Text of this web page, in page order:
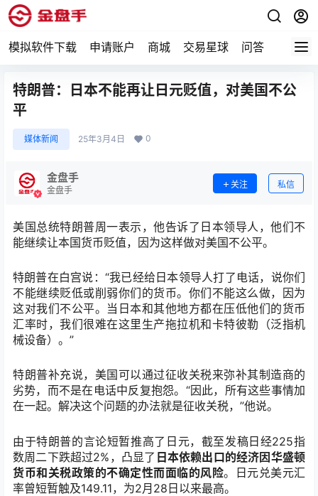
模拟软件下载 申请账户 商城 交易星球 问答 专题
特朗普：日本不能再让日元贬值，对美国不公
平
媒体新闻 25年3月4日 0
金盘手
金盘手
关注 私信
美国总统特朗普周一表示，他告诉了日本领导人，他们不
能继续让本国货币贬值，因为这样做对美国不公平。
特朗普在白宫说：“我已经给日本领导人打了电话，说你们
不能继续贬低或削弱你们的货币。你们不能这么做，因为
这对我们不公平。当日本和其他地方都在压低他们的货币
汇率时，我们很难在这里生产拖拉机和卡特彼勒（泛指机
械设备）。”
特朗普补充说，美国可以通过征收关税来弥补其制造商的
劣势，而不是在电话中反复抱怨。“因此，所有这些事情加
在一起。解决这个问题的办法就是征收关税，”他说。
由于特朗普的言论短暂推高了日元，截至发稿日经225指
数周二下跌超过2%，凸显了 日本依赖出口的经济因华盛顿
货币和关税政策的不确定性而面临的风险。 日元兑美元汇
率曾短暂触及149.11，为2月28日以来最高。